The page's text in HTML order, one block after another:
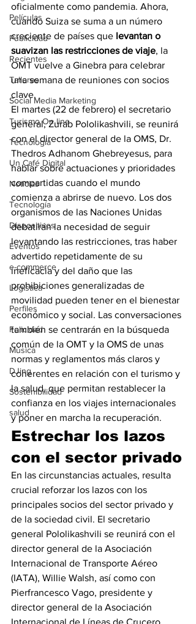
Películas
Publicidad
Recientes
Talleres
Social Media Marketing
Turismo On line
Tecnología
Un Café Digital
Noticias
Tecnología
Dispositivos
Eventos
e-commerce
Logística
Perfiles
Felicidad
Música
DJing
Sostenibilidad
salud
oficialmente como pandemia. Ahora,
cuando Suiza se suma a un número
creciente de países que levantan o
suavizan las restricciones de viaje, la
OMT vuelve a Ginebra para celebrar
una semana de reuniones con socios
clave.
El martes (22 de febrero) el secretario
general, Zurab Pololikashvili, se reunirá
con el director general de la OMS, Dr.
Thedros Adhanom Ghebreyesus, para
hablar sobre actuaciones y prioridades
compartidas cuando el mundo
comienza a abrirse de nuevo. Los dos
organismos de las Naciones Unidas
debatirán la necesidad de seguir
levantando las restricciones, tras haber
advertido repetidamente de su
ineficacia y del daño que las
prohibiciones generalizadas de
movilidad pueden tener en el bienestar
económico y social. Las conversaciones
también se centrarán en la búsqueda
común de la OMT y la OMS de unas
normas y reglamentos más claros y
coherentes en relación con el turismo y
la salud, que permitan restablecer la
confianza en los viajes internacionales
y poner en marcha la recuperación.
Estrechar los lazos
con el sector privado
En las circunstancias actuales, resulta
crucial reforzar los lazos con los
principales socios del sector privado y
de la sociedad civil. El secretario
general Pololikashvili se reunirá con el
director general de la Asociación
Internacional de Transporte Aéreo
(IATA), Willie Walsh, así como con
Pierfrancesco Vago, presidente y
director general de la Asociación
Internacional de Líneas de Crucero